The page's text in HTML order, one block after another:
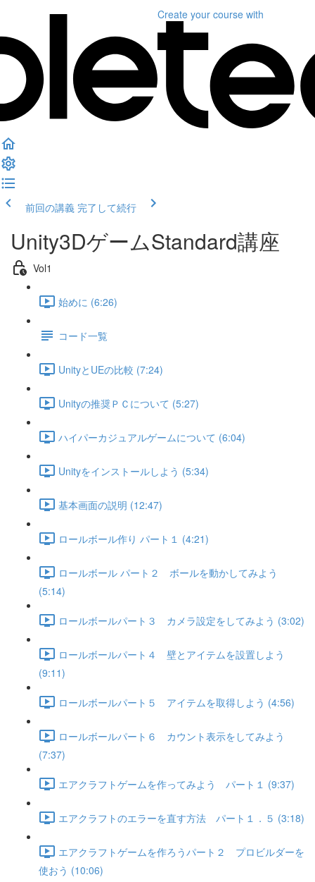
Create your course with
前回の講義 完了して続行
Unity3DゲームStandard講座
Vol1
始めに (6:26)
コード一覧
UnityとUEの比較 (7:24)
Unityの推奨ＰＣについて (5:27)
ハイパーカジュアルゲームについて (6:04)
Unityをインストールしよう (5:34)
基本画面の説明 (12:47)
ロールボール作り パート１ (4:21)
ロールボール パート２ ボールを動かしてみよう
(5:14)
ロールボールパート３ カメラ設定をしてみよう (3:02)
ロールボールパート４ 壁とアイテムを設置しよう
(9:11)
ロールボールパート５ アイテムを取得しよう (4:56)
ロールボールパート６ カウント表示をしてみよう
(7:37)
エアクラフトゲームを作ってみよう パート１ (9:37)
エアクラフトのエラーを直す方法 パート１．５ (3:18)
エアクラフトゲームを作ろうパート２ プロビルダーを
使おう (10:06)